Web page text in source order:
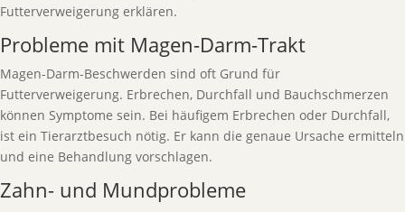
Futterverweigerung erklären.
Probleme mit Magen-Darm-Trakt
Magen-Darm-Beschwerden sind oft Grund für
Futterverweigerung. Erbrechen, Durchfall und Bauchschmerzen
können Symptome sein. Bei häufigem Erbrechen oder Durchfall,
ist ein Tierarztbesuch nötig. Er kann die genaue Ursache ermitteln
und eine Behandlung vorschlagen.
Zahn- und Mundprobleme